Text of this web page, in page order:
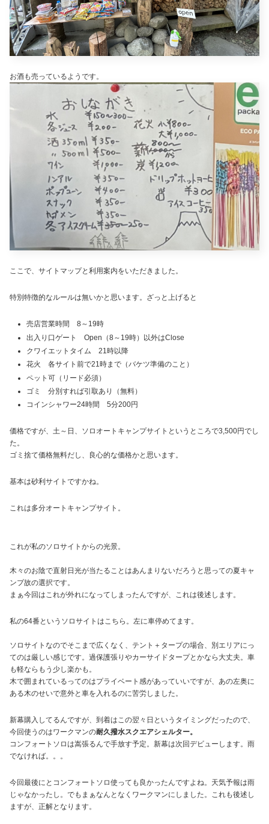
お酒も売っているようです。
ここで、サイトマップと利用案内をいただきました。
特別特徴的なルールは無いかと思います。ざっと上げると
売店営業時間 8～19時
出入り口ゲート Open（8～19時）以外はClose
クワイエットタイム 21時以降
花火 各サイト前で21時まで（バケツ準備のこと）
ペット可（リード必須）
ゴミ 分別すれば引取あり（無料）
コインシャワー24時間 5分200円
価格ですが、土～日、ソロオートキャンプサイトというところで3,500円でし
た。
ゴミ捨て価格無料だし、良心的な価格かと思います。
基本は砂利サイトですかね。
これは多分オートキャンプサイト。
これが私のソロサイトからの光景。
木々のお陰で直射日光が当たることはあんまりないだろうと思っての夏キャ
ンプ故の選択です。
まぁ今回はこれが外れになってしまったんですが、これは後述します。
私の64番というソロサイトはこちら。左に車停めてます。
ソロサイトなのでそこまで広くなく、テント＋タープの場合、別エリアにっ
てのは厳しい感じです。過保護張りやカーサイドタープとかなら大丈夫。車
も軽ならもう少し楽かも。
木で囲まれているってのはプライベート感があっていいですが、あの左奥に
ある木のせいで意外と車を入れるのに苦労しました。
新幕購入してるんですが、到着はこの翌々日というタイミングだったので、
今回使うのはワークマンの耐久撥水スクエアシェルター。
コンフォートソロは嵩張るんで手放す予定。新幕は次回デビューします。雨
でなければ。。。
今回最後にとコンフォートソロ使っても良かったんですよね。天気予報は雨
じゃなかったし。でもまぁなんとなくワークマンにしました。これも後述し
ますが、正解となります。